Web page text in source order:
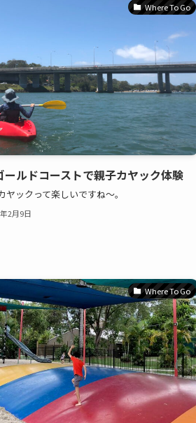
Where To Go
ールドコーストで親子カヤック体験
ックって楽しいですね〜。
2月9日
Where To Go